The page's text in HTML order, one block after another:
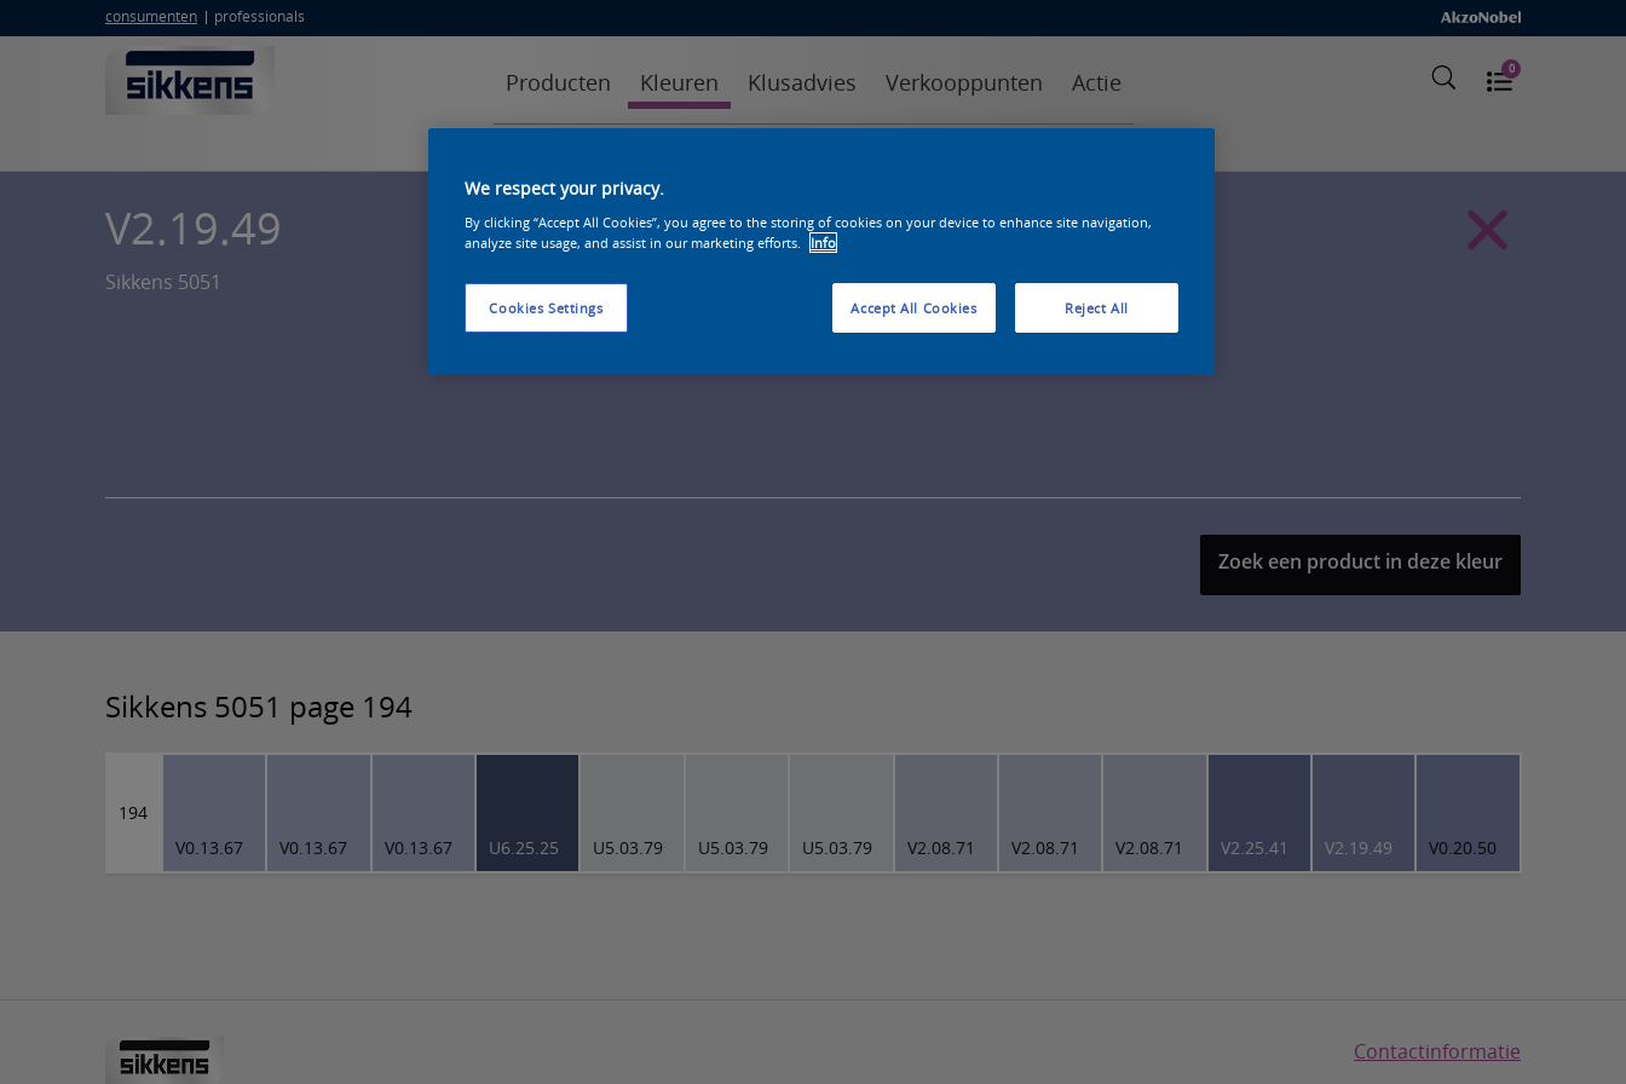
consumenten professionals
Producten Kleuren Klusadvies Verkooppunten Actie 0
V2.19.49
Sikkens 5051
Zoek een product in deze kleur
Sikkens 5051 page 194
194
V0.13.67
V0.13.67 V0.13.67 U6.25.25 U5.03.79 U5.03.79 U5.03.79 V2.08.71 V2.08.71 V2.08.71 V2.25.41 V2.19.49 V0.20.50
Contactinformatie
We respect your privacy.
By clicking “Accept All Cookies”, you agree to the storing of cookies on your device to enhance site navigation,
analyze site usage, and assist in our marketing efforts.
Info
Cookies Settings Reject All
Accept All Cookies